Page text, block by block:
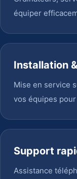
équiper
Installation
Mise en service
vos équipes
Support
Assistance